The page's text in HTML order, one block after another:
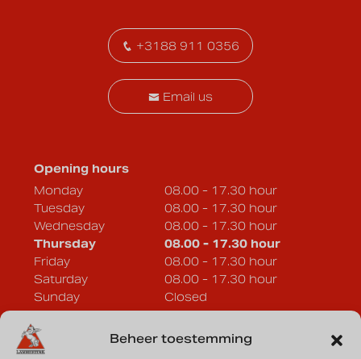
Beheer toestemming
Opening hours
Monday
08.00 - 17.30 hour
Tuesday
08.00 - 17.30 hour
Wednesday
08.00 - 17.30 hour
Thursday
08.00 - 17.30 hour
Friday
08.00 - 17.30 hour
Saturday
08.00 - 17.30 hour
Sunday
Closed
+3188 911 0356
Email us
Lammertink Sportcars B.V.